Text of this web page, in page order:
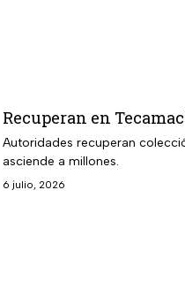
Recuperan en
Autoridades recuperan
asciende a millones.
6 julio, 2026